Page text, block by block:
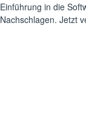
Einführung in die
Nachschlagen. Jetzt